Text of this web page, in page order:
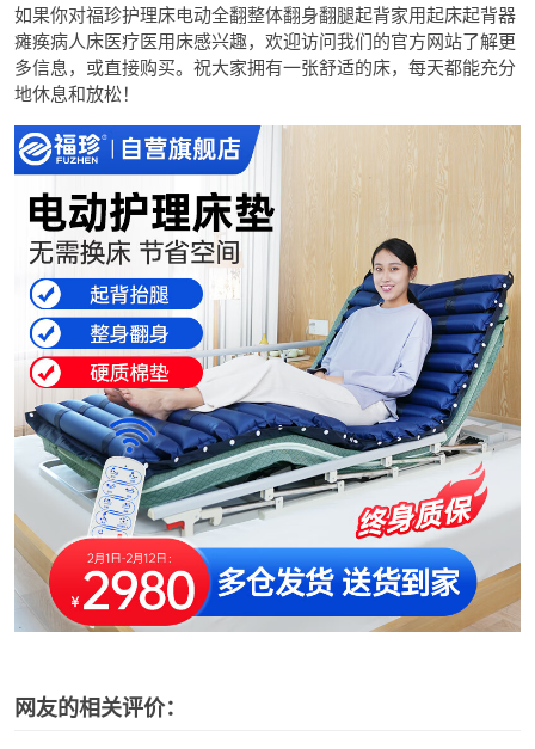
如果你对福珍护理床电动全翻整体翻身翻腿起背家用起床起背器
瘫痪病人床医疗医用床感兴趣，欢迎访问我们的官方网站了解更
多信息，或直接购买。祝大家拥有一张舒适的床，每天都能充分
地休息和放松！
网友的相关评价：